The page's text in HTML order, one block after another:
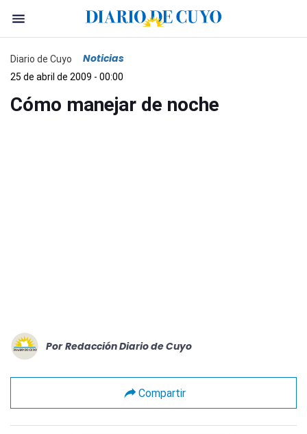
Diario de Cuyo Noticias
25 de abril de 2009 - 00:00
Cómo manejar de noche
Por Redacción Diario de Cuyo
Compartir